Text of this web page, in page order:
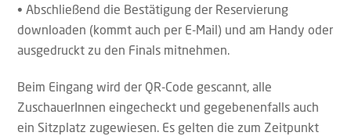
• Abschließend die Bestätigung der Reservierung
downloaden (kommt auch per E-Mail) und am Handy oder
ausgedruckt zu den Finals mitnehmen.
Beim Eingang wird der QR-Code gescannt, alle
ZuschauerInnen eingecheckt und gegebenenfalls auch
ein Sitzplatz zugewiesen. Es gelten die zum Zeitpunkt